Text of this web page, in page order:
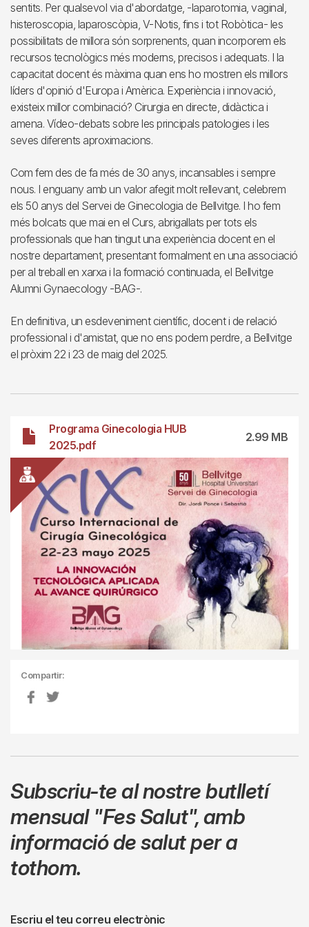
sentits. Per qualsevol via d'abordatge, -laparotomia, vaginal,
histeroscopia, laparoscòpia, V-Notis, fins i tot Robòtica- les
possibilitats de millora són sorprenents, quan incorporem els
recursos tecnològics més moderns, precisos i adequats. I la
capacitat docent és màxima quan ens ho mostren els millors
líders d'opinió d'Europa i Amèrica. Experiència i innovació,
existeix millor combinació? Cirurgia en directe, didàctica i
amena. Vídeo-debats sobre les principals patologies i les
seves diferents aproximacions.
Com fem des de fa més de 30 anys, incansables i sempre
nous. I enguany amb un valor afegit molt rellevant, celebrem
els 50 anys del Servei de Ginecologia de Bellvitge. I ho fem
més bolcats que mai en el Curs, abrigallats per tots els
professionals que han tingut una experiència docent en el
nostre departament, presentant formalment en una associació
per al treball en xarxa i la formació continuada, el Bellvitge
Alumni Gynaecology -BAG-.
En definitiva, un esdeveniment científic, docent i de relació
professional i d'amistat, que no ens podem perdre, a Bellvitge
el pròxim 22 i 23 de maig del 2025.
Programa Ginecologia HUB
2025.pdf
2.99 MB
Compartir:
Subscriu-te al nostre butlletí
mensual "Fes Salut",amb
informació de salut per a
tothom.
Escriu el teu correu electrònic